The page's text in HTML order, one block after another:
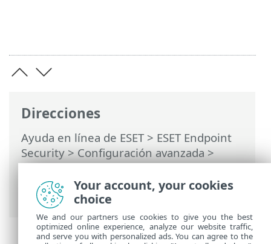
Direcciones
Ayuda en línea de ESET> ESET Endpoint
Security>Configuración avanzada>
Protecciones>Protección de acceso a la
red>Protección contra los ataques de
red (IDS)
> Opciones avanzadas
Your account, your cookies
choice
We and our partners use cookies to give you the best
optimized online experience, analyze our website traffic,
and serve you with personalized ads. You can agree to the